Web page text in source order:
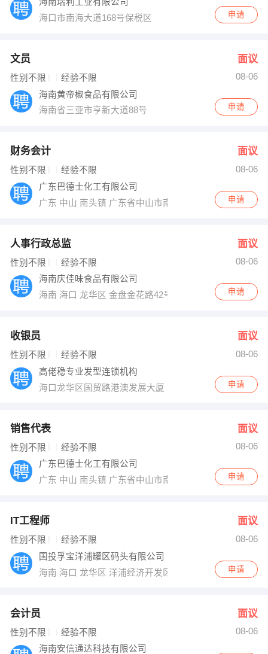
海口市南海大道168号保税区
申请
文员 面议
性别不限 经验不限
08-06
海南黄帝椒食品有限公司
海南省三亚市亨新大道88号
申请
财务会计 面议
性别不限 经验不限
08-06
广东巴德士化工有限公司
广东 中山 南头镇 广东省中山市南头镇正兴路108号
申请
人事行政总监 面议
性别不限 经验不限
08-06
海南庆佳味食品有限公司
海南 海口 龙华区 金盘金花路42号海天达别墅
申请
收银员 面议
性别不限 经验不限
08-06
高佬稳专业发型连锁机构
海口龙华区国贸路港澳发展大厦
申请
销售代表 面议
性别不限 经验不限
08-06
广东巴德士化工有限公司
广东 中山 南头镇 广东省中山市南头镇正兴路108号
申请
IT工程师 面议
性别不限 经验不限
08-06
国投孚宝洋浦罐区码头有限公司
海南 海口 龙华区 洋浦经济开发区化学工业园区园一路北
申请
会计员 面议
性别不限 经验不限
08-06
海南安信通达科技有限公司